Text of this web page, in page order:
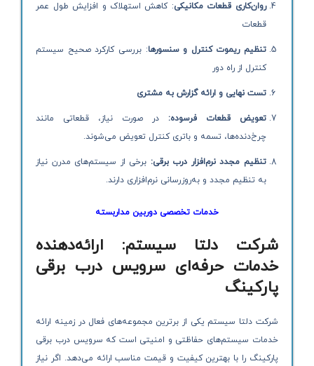
روان‌کاری قطعات مکانیکی: کاهش استهلاک و افزایش طول عمر
قطعات
تنظیم ریموت کنترل و سنسورها: بررسی کارکرد صحیح سیستم
کنترل از راه دور
تست نهایی و ارائه گزارش به مشتری
تعویض قطعات فرسوده: در صورت نیاز، قطعاتی مانند
چرخ‌دنده‌ها، تسمه و باتری کنترل تعویض می‌شوند.
تنظیم مجدد نرم‌افزار درب برقی: برخی از سیستم‌های مدرن نیاز
به تنظیم مجدد و به‌روزرسانی نرم‌افزاری دارند.
خدمات تخصصی دوربین مداربسته
شرکت دلتا سیستم: ارائه‌دهنده
خدمات حرفه‌ای سرویس درب برقی
پارکینگ
شرکت دلتا سیستم یکی از برترین مجموعه‌های فعال در زمینه ارائه
خدمات سیستم‌های حفاظتی و امنیتی است که سرویس درب برقی
پارکینگ را با بهترین کیفیت و قیمت مناسب ارائه می‌دهد. اگر نیاز